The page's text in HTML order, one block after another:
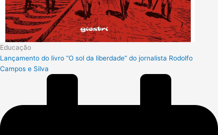
Educação
Lançamento do livro “O sol da liberdade” do jornalista Rodolfo
Campos e Silva